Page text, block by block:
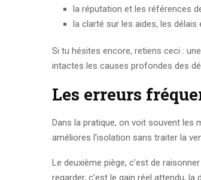
la réputation et les références
la clarté sur les aides, les délais
Si tu hésites encore, retiens ceci :
intactes les causes profondes des
Les erreurs
Dans la pratique, on voit souvent les
améliores l’isolation sans traiter la
Le deuxième piège, c’est de
regarder, c’est le gain réel attendu,